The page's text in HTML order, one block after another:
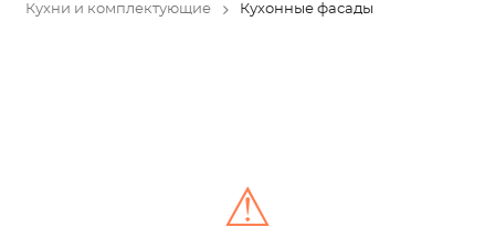
Кухни и комплектующие
Кухонные фасады
⚠